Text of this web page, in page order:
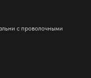
с проволочными